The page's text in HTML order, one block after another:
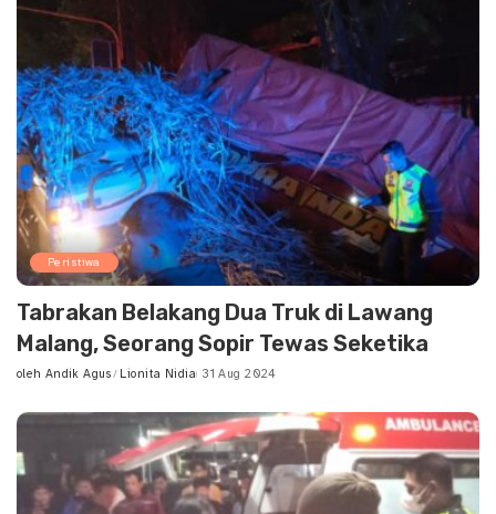
Peristiwa
Tabrakan Belakang Dua Truk di Lawang
Malang, Seorang Sopir Tewas Seketika
Posted
oleh Andik Agus Lionita Nidia 31 Aug 2024